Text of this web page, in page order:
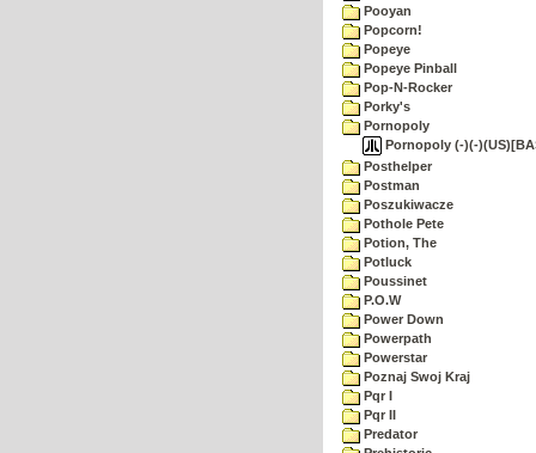
Pooyan
Popcorn!
Popeye
Popeye Pinball
Pop-N-Rocker
Porky's
Pornopoly
Pornopoly (-)(-
Posthelper
Postman
Poszukiwacze
Pothole Pete
Potion, The
Potluck
Poussinet
P.O.W
Power Down
Powerpath
Powerstar
Poznaj Swoj Kraj
Pqr I
Pqr II
Predator